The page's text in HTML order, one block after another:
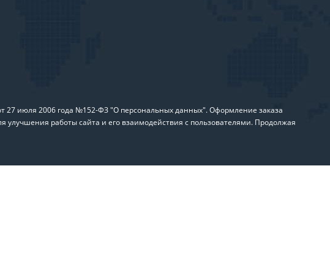
27 июля 2006 года №152-ФЗ "О персональных данных". Оформление заказа
работы сайта и его взаимодействия с пользователями. Продолжая